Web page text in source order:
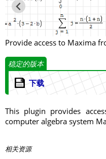
Provide access to Maxima
稳定的版本
下载
This plugin provides
computer algebra system
相关资源